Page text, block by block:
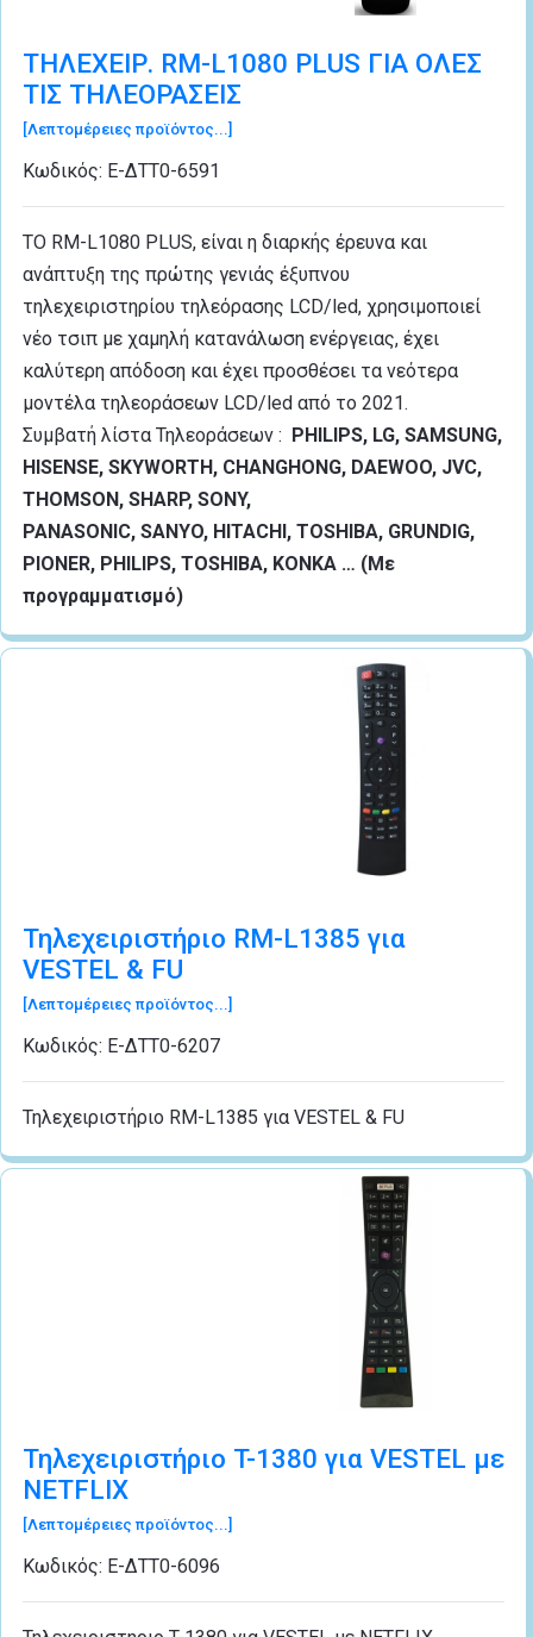
ΤΗΛΕΧΕΙΡ. RM-L1080 PLUS ΓΙΑ ΟΛΕΣ
ΤΙΣ ΤΗΛΕΟΡΑΣΕΙΣ
[Λεπτομέρειες προϊόντος...]
Κωδικός: Ε-ΔΤΤ0-6591
ΤΟ RM-L1080 PLUS, είναι η διαρκής έρευνα και
ανάπτυξη της πρώτης γενιάς έξυπνου
τηλεχειριστηρίου τηλεόρασης LCD/led, χρησιμοποιεί
νέο τσιπ με χαμηλή κατανάλωση ενέργειας, έχει
καλύτερη απόδοση και έχει προσθέσει τα νεότερα
μοντέλα τηλεοράσεων LCD/led από το 2021.
Συμβατή λίστα Τηλεοράσεων : PHILIPS, LG, SAMSUNG,
HISENSE, SKYWORTH, CHANGHONG, DAEWOO, JVC,
THOMSON, SHARP, SONY,
PANASONIC, SANYO, HITACHI, TOSHIBA, GRUNDIG,
PIONER, PHILIPS, TOSHIBA, KONKA … (Με
προγραμματισμό)
Τηλεχειριστήριο RM-L1385 για
VESTEL & FU
[Λεπτομέρειες προϊόντος...]
Κωδικός: Ε-ΔΤΤ0-6207
Τηλεχειριστήριο RM-L1385 για VESTEL & FU
Τηλεχειριστήριο T-1380 για VESTEL με
NETFLIX
[Λεπτομέρειες προϊόντος...]
Κωδικός: Ε-ΔΤΤ0-6096